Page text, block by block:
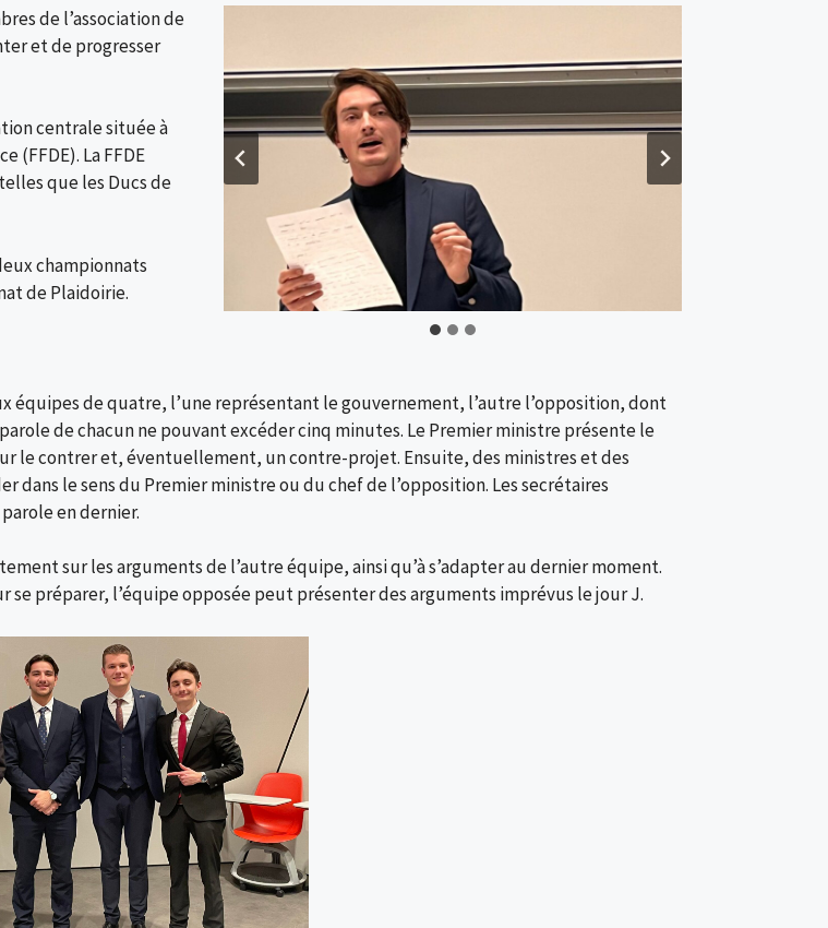
de l’association de
et de progresser
centrale située à
(FFDE). La FFDE
que les Ducs de
championnats
de Plaidoirie.
équipes de quatre, l’une représentant le gouvernement, l’autre l’opposition, dont
de chacun ne pouvant excéder cinq minutes. Le Premier ministre présente le
le contrer et, éventuellement, un contre-projet. Ensuite, des ministres et des
le sens du Premier ministre ou du chef de l’opposition. Les secrétaires
en dernier.
sur les arguments de l’autre équipe, ainsi qu’à s’adapter au dernier moment.
préparer, l’équipe opposée peut présenter des arguments imprévus le jour J.